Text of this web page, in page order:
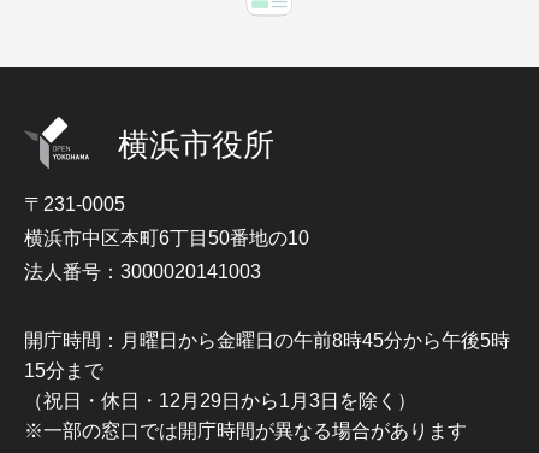
横浜市役所
〒231-0005
横浜市中区本町6丁目50番地の10
法人番号：3000020141003
開庁時間：月曜日から金曜日の午前8時45分から午後5時
15分まで
（祝日・休日・12月29日から1月3日を除く）
※一部の窓口では開庁時間が異なる場合があります